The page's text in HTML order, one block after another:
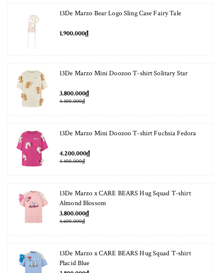
13De Marzo Bear Logo Sling Case Fairy Tale
1.900.000₫
13De Marzo Mini Doozoo T-shirt Solitary Star
3.800.000₫
4.400.000₫
13De Marzo Mini Doozoo T-shirt Fuchsia Fedora
4.200.000₫
4.400.000₫
13De Marzo x CARE BEARS Hug Squad T-shirt
Almond Blossom
3.800.000₫
4.600.000₫
13De Marzo x CARE BEARS Hug Squad T-shirt
Placid Blue